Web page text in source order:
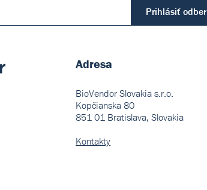
Prihlásiť odber
Adresa
BioVendor Slovakia s.r.o.
Kopčianska 80
851 01 Bratislava, Slovakia
Kontakty